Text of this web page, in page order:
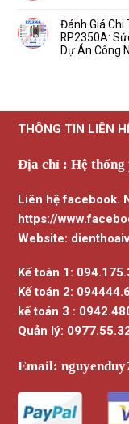
và
nhiều
đời
khác
trợ
mở
khóa
mới
nhất
điện
thoại
tại
Nam
Định
bình
luận
ở
Hướng
dẫn
xem
đồ
Đánh Giá Chi
RP2350A:
Dự Án Công
Chi
Tiết
Khiển
RP2350A:
Nhỏ
Cho
Mọi
Án
THÔNG TIN LIÊN
Địa chỉ : Hệ thống
Liên hệ facebook.
https://
Website:
Kế toán 1:
Kế toán 2:
kế toán 3 :
Quản lý:
Email: